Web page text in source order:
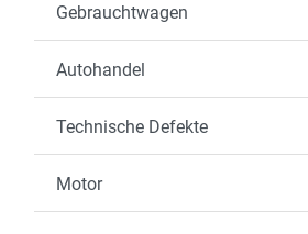
Gebrauchtwagen
Autohandel
Technische Defekte
Motor